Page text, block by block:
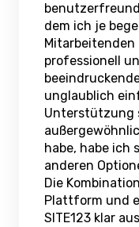
dem ich je
professionell
unglaublich
Unterstützung
habe, habe
anderen
Die
Plattform und
SITE123 klar